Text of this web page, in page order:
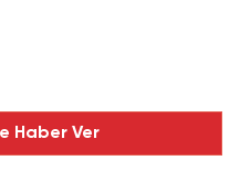
Haber Ver